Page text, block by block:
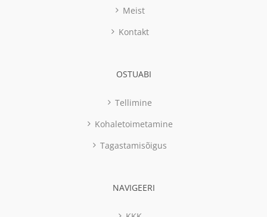
Meist
Kontakt
OSTUABI
Tellimine
Kohaletoimetamine
Tagastamisõigus
NAVIGEERI